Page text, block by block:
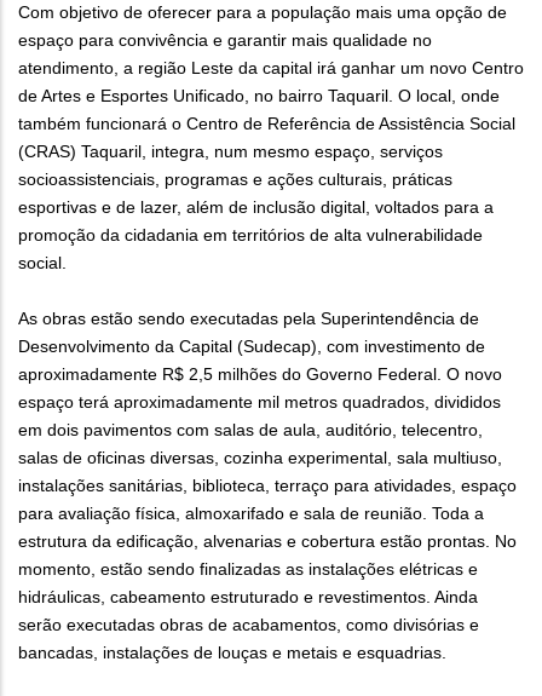
Com objetivo de oferecer para a população mais uma opção de
espaço para convivência e garantir mais qualidade no
atendimento, a região Leste da capital irá ganhar um novo Centro
de Artes e Esportes Unificado, no bairro Taquaril. O local, onde
também funcionará o Centro de Referência de Assistência Social
(CRAS) Taquaril, integra, num mesmo espaço, serviços
socioassistenciais, programas e ações culturais, práticas
esportivas e de lazer, além de inclusão digital, voltados para a
promoção da cidadania em territórios de alta vulnerabilidade
social.
As obras estão sendo executadas pela Superintendência de
Desenvolvimento da Capital (Sudecap), com investimento de
aproximadamente R$ 2,5 milhões do Governo Federal. O novo
espaço terá aproximadamente mil metros quadrados, divididos
em dois pavimentos com salas de aula, auditório, telecentro,
salas de oficinas diversas, cozinha experimental, sala multiuso,
instalações sanitárias, biblioteca, terraço para atividades, espaço
para avaliação física, almoxarifado e sala de reunião. Toda a
estrutura da edificação, alvenarias e cobertura estão prontas. No
momento, estão sendo finalizadas as instalações elétricas e
hidráulicas, cabeamento estruturado e revestimentos. Ainda
serão executadas obras de acabamentos, como divisórias e
bancadas, instalações de louças e metais e esquadrias.